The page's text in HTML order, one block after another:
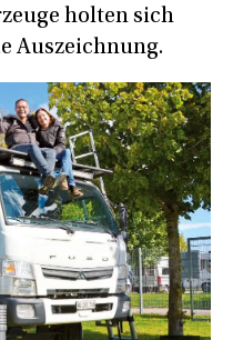
holten sich
Auszeichnung.